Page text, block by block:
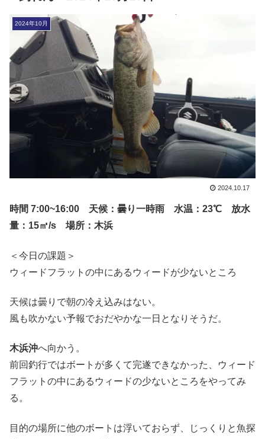
2024年10月
2024.10.17
時間 7:00~16:00 天候：曇り一時雨 水温：23℃ 放水
量：15㎥/s 場所：木浜
＜今日の課題＞
ウィードフラットの中にあるウィードが少ないところ
天候は曇りで朝の冷え込みはない。
風も吹かない予報でおだやかな一日となりそうだ。
木浜沖へ向かう。
前回釣行ではボートが多くて完遂できなかった、ウィード
フラットの中にあるウィードの少ないところをやってみ
る。
目的の場所に他のボートは浮いておらず、じっくりと魚探